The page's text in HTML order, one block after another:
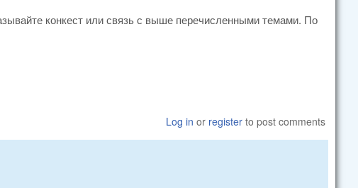
конкест или связь с выше перечисленными темами. По
Log in or register to post comments